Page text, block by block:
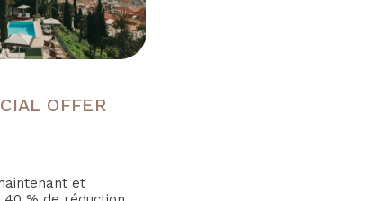
OFFER
et